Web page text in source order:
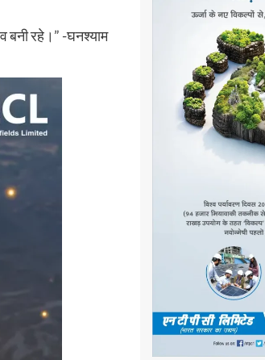
बनी रहे।” -घनश्याम